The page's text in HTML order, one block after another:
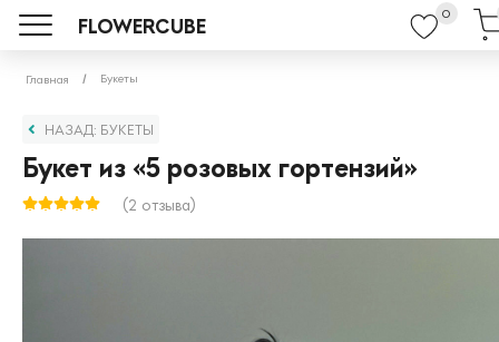
FLOWERCUBE
0
Главная Букеты
НАЗАД: БУКЕТЫ
Букет из «5 розовых гортензий»
(2 отзыва)